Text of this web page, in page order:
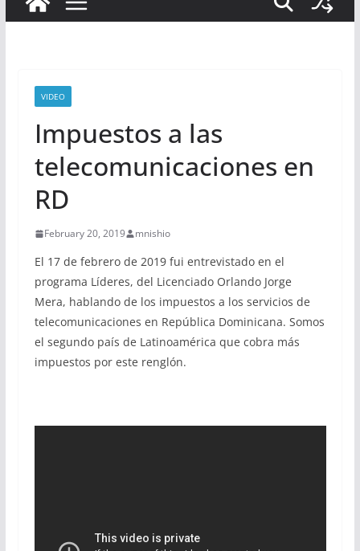
VIDEO
Impuestos a las
telecomunicaciones en
RD
February 20, 2019 mnishio
El 17 de febrero de 2019 fui entrevistado en el
programa Líderes, del Licenciado Orlando Jorge
Mera, hablando de los impuestos a los servicios de
telecomunicaciones en República Dominicana. Somos
el segundo país de Latinoamérica que cobra más
impuestos por este renglón.